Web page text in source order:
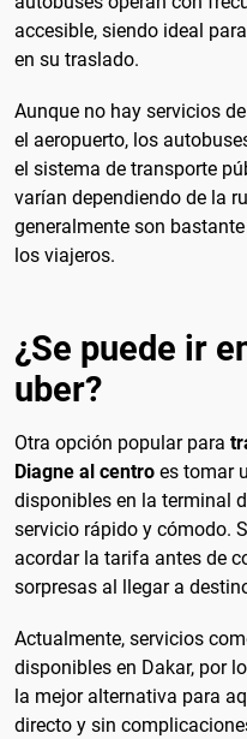
accesible, siendo ideal
en su traslado.
Aunque no hay servicios
el aeropuerto, los
el sistema de transporte
varían dependiendo de la
generalmente son
los viajeros.
¿Se puede ir
uber?
Otra opción popular para
Diagne al centro es tomar
disponibles en la terminal
servicio rápido y cómodo.
acordar la tarifa antes de
sorpresas al llegar a
Actualmente, servicios
disponibles en Dakar, por
la mejor alternativa para
directo y sin